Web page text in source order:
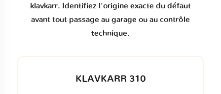
klavkarr. Identifiez l'origine exacte du défaut
avant tout passage au garage ou au contrôle
technique.
KLAVKARR 310